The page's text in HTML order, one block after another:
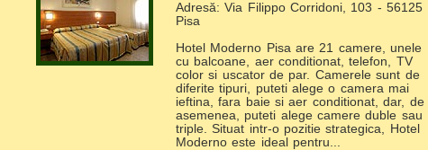
Adresă: Via Filippo Corridoni, 103 - 56125
Pisa
Hotel Moderno Pisa are 21 camere, unele
cu balcoane, aer conditionat, telefon, TV
color si uscator de par. Camerele sunt de
diferite tipuri, puteti alege o camera mai
ieftina, fara baie si aer conditionat, dar, de
asemenea, puteti alege camere duble sau
triple. Situat intr-o pozitie strategica, Hotel
Moderno este ideal pentru...